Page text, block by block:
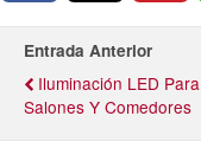
Entrada Anterior
Iluminación LED Para
Salones Y Comedores